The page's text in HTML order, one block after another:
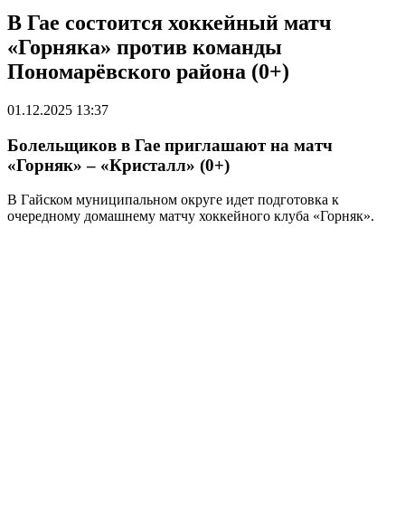
В Гае состоится хоккейный матч
«Горняка» против команды
Пономарёвского района (0+)
01.12.2025 13:37
Болельщиков в Гае приглашают на матч
«Горняк» – «Кристалл» (0+)
В Гайском муниципальном округе идет подготовка к
очередному домашнему матчу хоккейного клуба «Горняк».